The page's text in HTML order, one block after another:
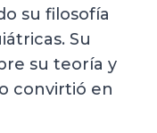
su filosofía
Su
su teoría y
convirtió en